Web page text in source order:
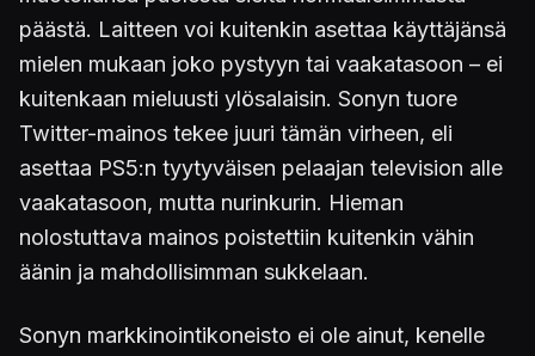
päästä. Laitteen voi kuitenkin asettaa käyttäjänsä
mielen mukaan joko pystyyn tai vaakatasoon – ei
kuitenkaan mieluusti ylösalaisin. Sonyn tuore
Twitter-mainos tekee juuri tämän virheen, eli
asettaa PS5:n tyytyväisen pelaajan television alle
vaakatasoon, mutta nurinkurin. Hieman
nolostuttava mainos poistettiin kuitenkin vähin
äänin ja mahdollisimman sukkelaan.
Sonyn markkinointikoneisto ei ole ainut, kenelle